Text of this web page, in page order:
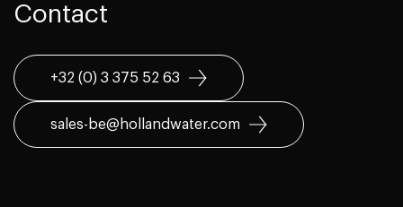
Contact
+32 (0) 3 375 52 63
sales-be@hollandwater.com